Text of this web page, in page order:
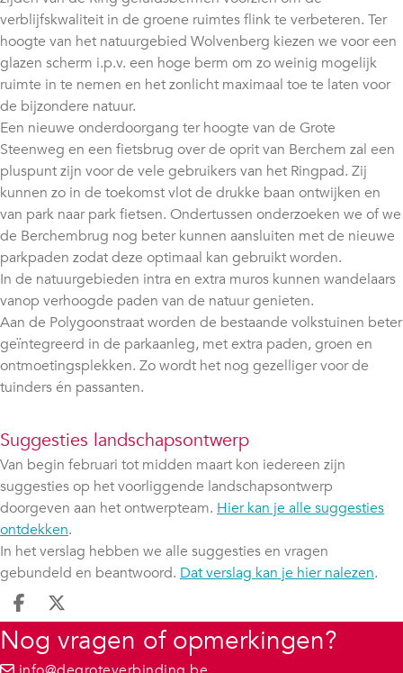
verblijfskwaliteit in de groene ruimtes flink te verbeteren. Ter
hoogte van het natuurgebied Wolvenberg kiezen we voor een
glazen scherm i.p.v. een hoge berm om zo weinig mogelijk
ruimte in te nemen en het zonlicht maximaal toe te laten voor
de bijzondere natuur.
Een nieuwe onderdoorgang ter hoogte van de Grote
Steenweg en een fietsbrug over de oprit van Berchem zal een
pluspunt zijn voor de vele gebruikers van het Ringpad. Zij
kunnen zo in de toekomst vlot de drukke baan ontwijken en
van park naar park fietsen. Ondertussen onderzoeken we of we
de Berchembrug nog beter kunnen aansluiten met de nieuwe
parkpaden zodat deze optimaal kan gebruikt worden.
In de natuurgebieden intra en extra muros kunnen wandelaars
vanop verhoogde paden van de natuur genieten.
Aan de Polygoonstraat worden de bestaande volkstuinen beter
geïntegreerd in de parkaanleg, met extra paden, groen en
ontmoetingsplekken. Zo wordt het nog gezelliger voor de
tuinders én passanten.
Suggesties landschapsontwerp
Van begin februari tot midden maart kon iedereen zijn
suggesties op het voorliggende landschapsontwerp
doorgeven aan het ontwerpteam. Hier kan je alle suggesties
ontdekken.
In het verslag hebben we alle suggesties en vragen
gebundeld en beantwoord. Dat verslag kan je hier nalezen.
Deel op facebook
Deel op X
Nog vragen of opmerkingen?